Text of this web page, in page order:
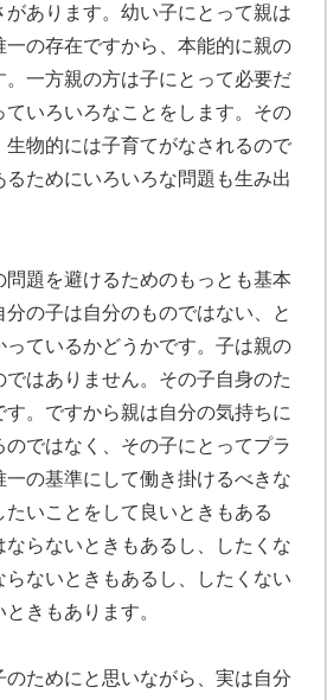
あります。幼い子にとって親は
一の存在ですから、本能的に親の
一方親の方は子にとって必要だ
ていろいろなことをします。その
生物的には子育てがなされるので
ためにいろいろな問題も生み出
題を避けるためのもっとも基本
の子は自分のものではない、と
っているかどうかです。子は親の
はありません。その子自身のた
。ですから親は自分の気持ちに
ではなく、その子にとってプラ
一の基準にして働き掛けるべきな
いことをして良いときもある
ならないときもあるし、したくな
ないときもあるし、したくない
きもあります。
ためにと思いながら、実は自分